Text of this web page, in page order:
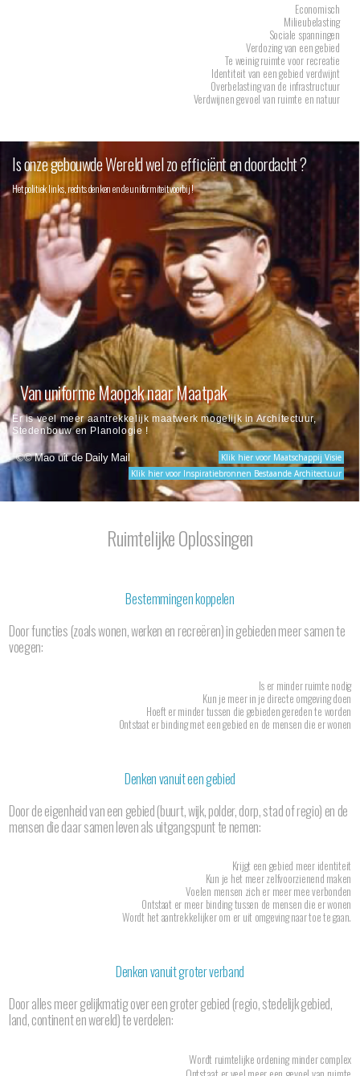
Economisch
Milieubelasting
Sociale spanningen
Verdozing van een gebied
Te weinig ruimte voor recreatie
Identiteit van een gebied verdwijnt
Overbelasting van de infrastructuur
Verdwijnen gevoel van ruimte en natuur
Is onze gebouwde Wereld wel zo efficiënt en doordacht ?
Het politiek links, rechts denken en de uniformiteit voorbij !
Van uniforme Maopak naar Maatpak
Er is veel meer aantrekkelijk maatwerk mogelijk in Architectuur,
Stedenbouw en Planologie !
©© Mao uit de Daily Mail
Klik hier voor Maatschappij Visie
Klik hier voor Inspiratiebronnen Bestaande Architectuur
Ruimtelijke Oplossingen
Bestemmingen koppelen
Door functies (zoals wonen, werken en recreëren) in gebieden meer samen te
voegen:
Is er minder ruimte nodig
Kun je meer in je directe omgeving doen
Hoeft er minder tussen die gebieden gereden te worden
Ontstaat er binding met een gebied en de mensen die er wonen
Denken vanuit een gebied
Door de eigenheid van een gebied (buurt, wijk, polder, dorp, stad of regio) en de
mensen die daar samen leven als uitgangspunt te nemen:
Krijgt een gebied meer identiteit
Kun je het meer zelfvoorzienend maken
Voelen mensen zich er meer mee verbonden
Ontstaat er meer binding tussen de mensen die er wonen
Wordt het aantrekkelijker om er uit omgeving naar toe te gaan.
Denken vanuit groter verband
Door alles meer gelijkmatig over een groter gebied (regio, stedelijk gebied,
land, continent en wereld) te verdelen:
Wordt ruimtelijke ordening minder complex